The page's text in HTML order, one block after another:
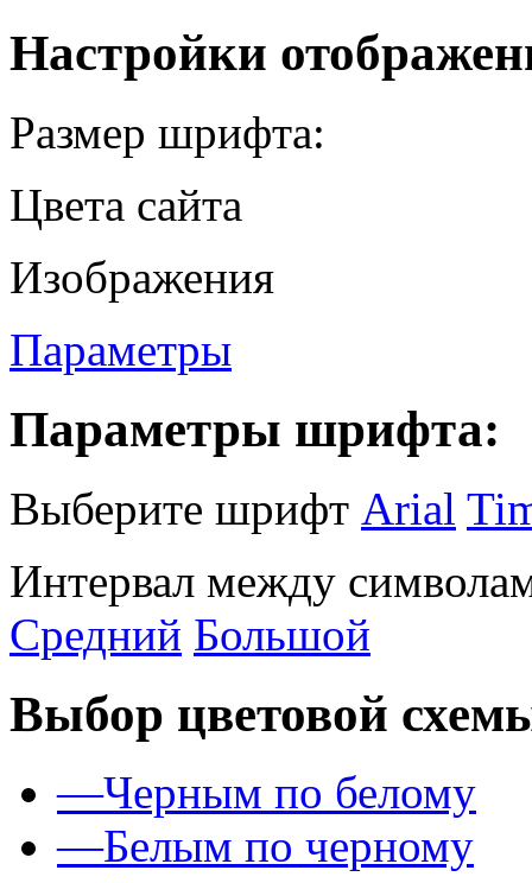
Настройки
Размер шрифта:
Цвета сайта
Изображения
Параметры
Параметры шрифта:
Выберите шрифт Arial
Интервал между
Средний Большой
Выбор цветовой
—Черным по белому
—Белым по черному